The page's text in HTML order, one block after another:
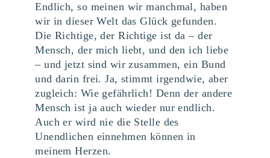
Endlich, so meinen wir manchmal, haben
wir in dieser Welt das Glück gefunden.
Die Richtige, der Richtige ist da – der
Mensch, der mich liebt, und den ich liebe
– und jetzt sind wir zusammen, ein Bund
und darin frei. Ja, stimmt irgendwie, aber
zugleich: Wie gefährlich! Denn der andere
Mensch ist ja auch wieder nur endlich.
Auch er wird nie die Stelle des
Unendlichen einnehmen können in
meinem Herzen.